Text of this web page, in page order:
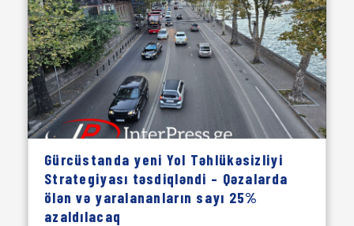
Gürcüstanda yeni Yol Təhlükəsizliyi
Strategiyası təsdiqləndi – Qəzalarda
ölən və yaralananların sayı 25%
azaldılacaq